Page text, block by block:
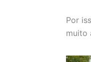
Por
muito